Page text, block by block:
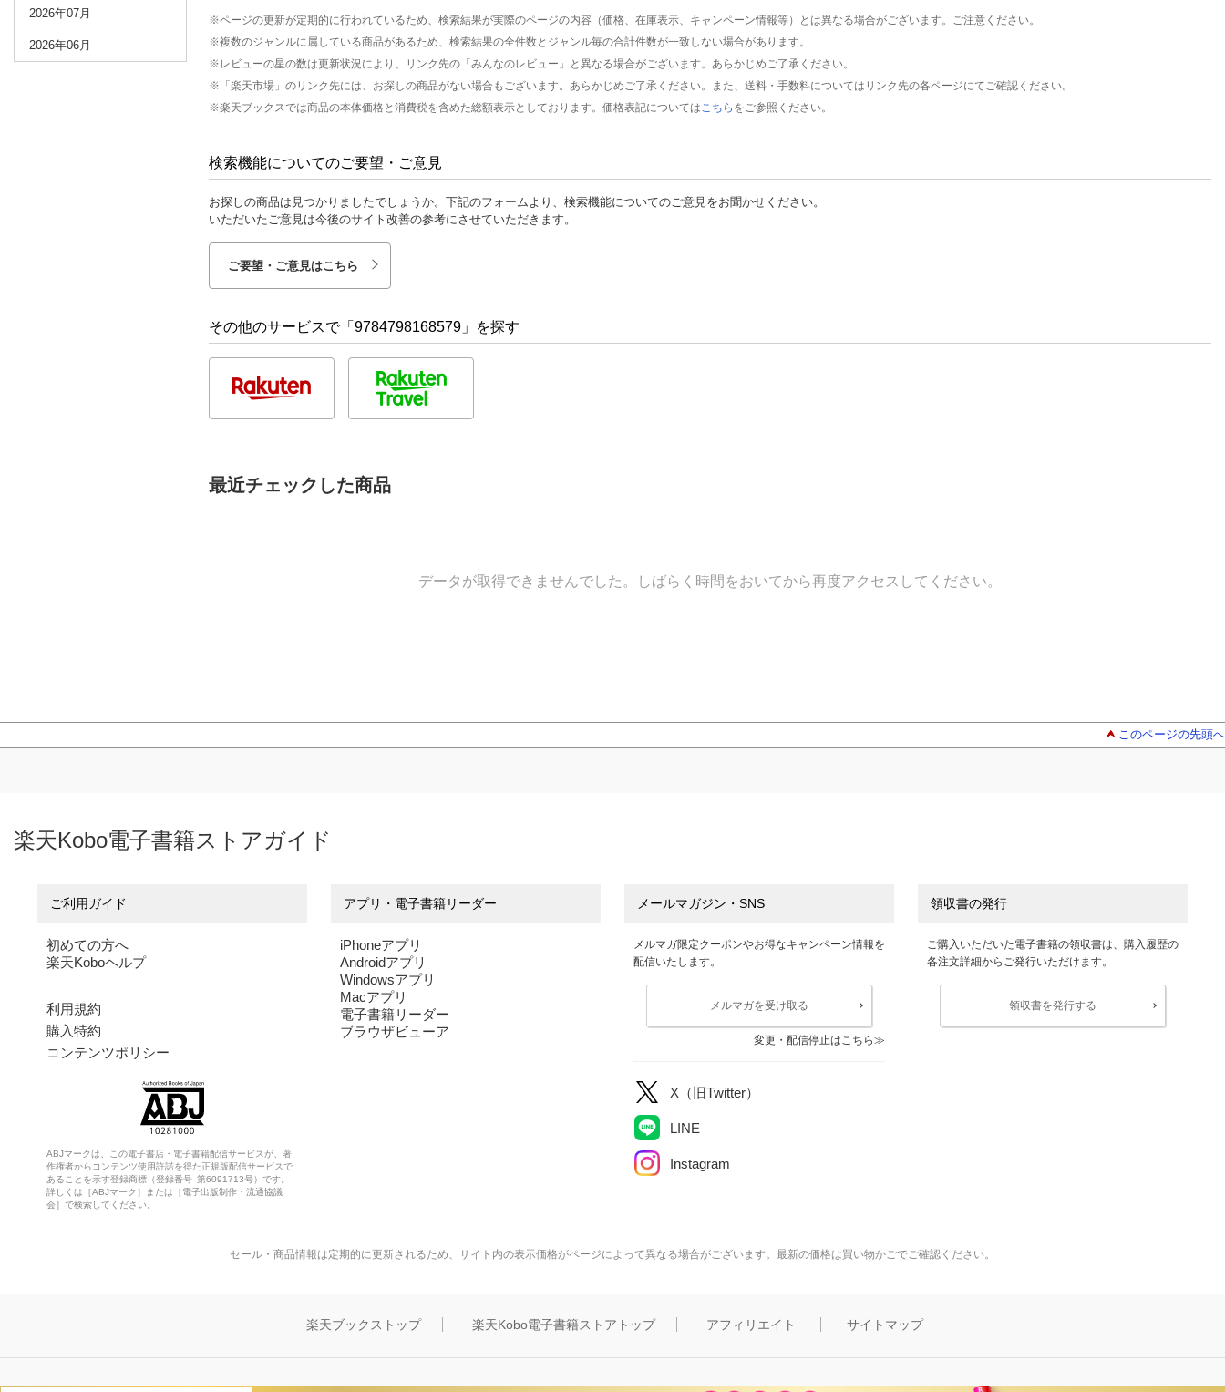
2026年07月
2026年06月
※ページの更新が定期的に行われているため、検索結果が実際のページの内容（価格、在庫表示、キャンペーン情報等）とは異なる場合がございます。ご注意ください。
※複数のジャンルに属している商品があるため、検索結果の全件数とジャンル毎の合計件数が一致しない場合があります。
※レビューの星の数は更新状況により、リンク先の「みんなのレビュー」と異なる場合がございます。あらかじめご了承ください。
※「楽天市場」のリンク先には、お探しの商品がない場合もございます。あらかじめご了承ください。また、送料・手数料についてはリンク先の各ページにてご確認ください。
※楽天ブックスでは商品の本体価格と消費税を含めた総額表示としております。価格表記については こちら をご参照ください。
検索機能についてのご要望・ご意見
お探しの商品は見つかりましたでしょうか。下記のフォームより、検索機能についてのご意見をお聞かせください。
いただいたご意見は今後のサイト改善の参考にさせていただきます。
ご要望・ご意見はこちら
その他のサービスで「9784798168579」を探す
最近チェックした商品
データが取得できませんでした。しばらく時間をおいてから再度アクセスしてください。
このページの先頭へ
楽天Kobo電子書籍ストアガイド
ご利用ガイド
初めての方へ
楽天Koboヘルプ
利用規約
購入特約
コンテンツポリシー
ABJマークは、この電子書店・電子書籍配信サービスが、著
作権者からコンテンツ使用許諾を得た正規版配信サービスで
あることを示す登録商標（登録番号 第6091713号）です。
詳しくは［ABJマーク］または［電子出版制作・流通協議
会］で検索してください。
アプリ・電子書籍リーダー
iPhoneアプリ
Androidアプリ
Windowsアプリ
Macアプリ
電子書籍リーダー
ブラウザビューア
メールマガジン・SNS
メルマガ限定クーポンやお得なキャンペーン情報を
配信いたします。
メルマガを受け取る
変更・配信停止はこちら
X（旧Twitter）
LINE
Instagram
領収書の発行
ご購入いただいた電子書籍の領収書は、購入履歴の
各注文詳細からご発行いただけます。
領収書を発行する
セール・商品情報は定期的に更新されるため、サイト内の表示価格がページによって異なる場合がございます。最新の価格は買い物かごでご確認ください。
楽天ブックストップ 楽天Kobo電子書籍ストアトップ アフィリエイト サイトマップ